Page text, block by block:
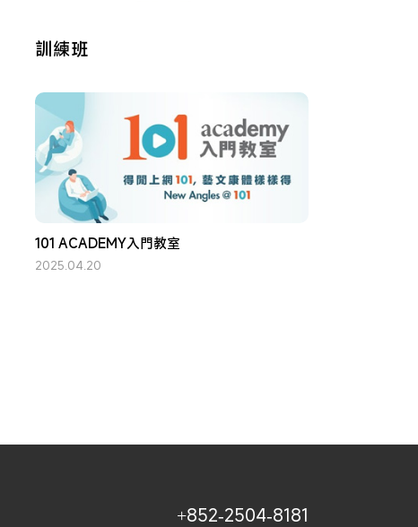
訓練班
101 ACADEMY入門教室
2025.04.20
+852-2504-8181